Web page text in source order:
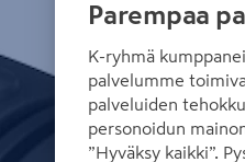
Parempaa
K-ryhmä
palvelumme
palveluiden
personoidun
”Hyväksy kaikki”.